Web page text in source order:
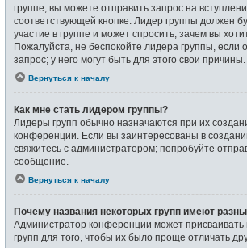
группе, вы можете отправить запрос на
соответствующей кнопке. Лидер группы должен
участие в группе и может спросить, зачем вы
Пожалуйста, не беспокойте лидера группы, если
запрос; у него могут быть для этого свои причины.
Вернуться к началу
Как мне стать лидером группы?
Лидеры групп обычно назначаются при их
конференции. Если вы заинтересованы в
свяжитесь с администратором; попробуйте
сообщение.
Вернуться к началу
Почему названия некоторых групп имеют
Администратор конференции может присваивать
групп для того, чтобы их было проще отличать